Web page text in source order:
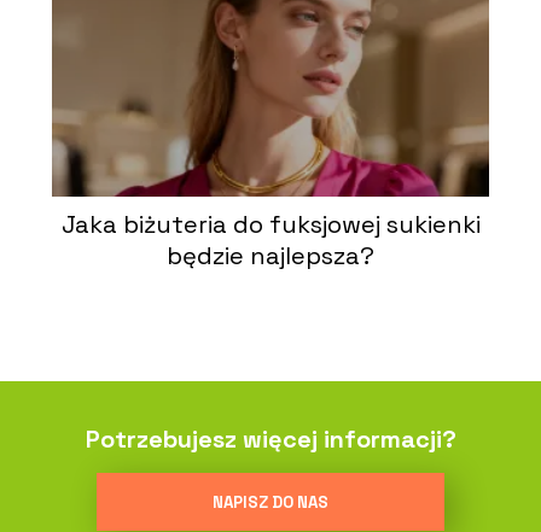
Jaka biżuteria do fuksjowej sukienki
będzie najlepsza?
Potrzebujesz więcej informacji?
NAPISZ DO NAS